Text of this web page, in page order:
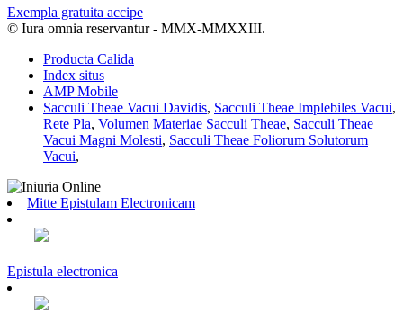
Exempla gratuita accipe
© Iura omnia reservantur - MMX-MMXXIII.
Producta Calida
Index situs
AMP Mobile
Sacculi Theae Vacui Davidis, Sacculi Theae Implebiles Vacui,
Rete Pla, Volumen Materiae Sacculi Theae, Sacculi Theae
Vacui Magni Molesti, Sacculi Theae Foliorum Solutorum
Vacui,
Mitte Epistulam Electronicam
Epistula electronica